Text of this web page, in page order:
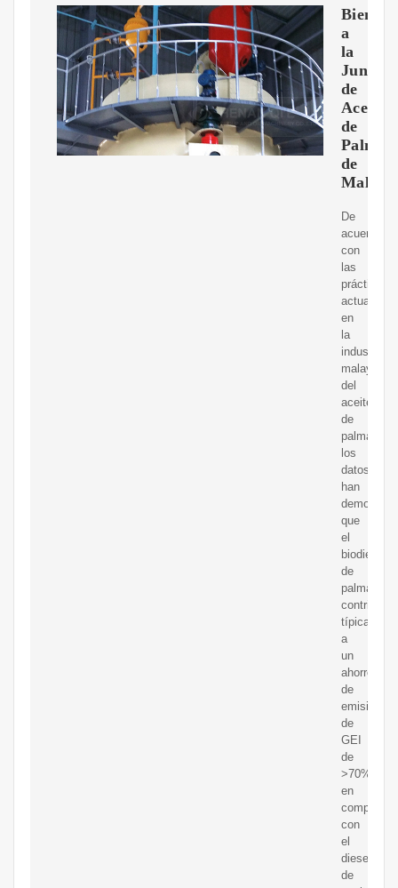
a
la
Junta
de
Aceite
de
Palma
de
Malasia
De
acuerdo
con
las
prácticas
actuales
en
la
industria
malaya
del
aceite
de
palma,
los
datos
han
que
el
biodiesel
de
palma
contribuye
a
un
ahorro
de
emisiones
de
GEI
de
>70%
en
con
el
diesel
de